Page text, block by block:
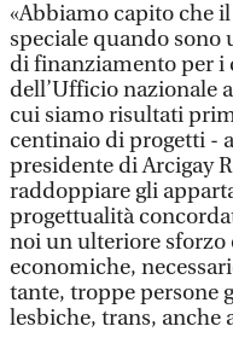
«Abbiamo capito che
speciale quando sono
di finanziamento per
dell’Ufficio nazionale
cui siamo risultati
centinaio di progetti -
presidente di Arcigay
raddoppiare gli
progettualità
noi un ulteriore sforzo
economiche,
tante, troppe persone
lesbiche, trans, anche